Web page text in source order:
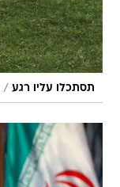
תסתכלו עליו רגע /